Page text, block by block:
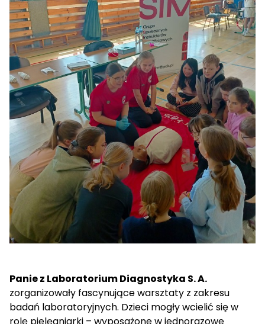
Panie z Laboratorium Diagnostyka S. A.
zorganizowały fascynujące warsztaty z zakresu
badań laboratoryjnych. Dzieci mogły wcielić się w